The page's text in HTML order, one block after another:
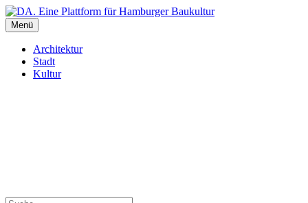
Inhalte
überspringen
DA. Eine Plattform für Hamburger Baukultur
Menü
Architektur
Stadt
Kultur